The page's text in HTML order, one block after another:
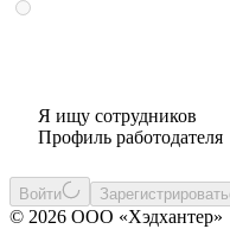
Я ищу сотрудников
Профиль работодателя
Войти
© 2026 ООО «Хэдхантер»